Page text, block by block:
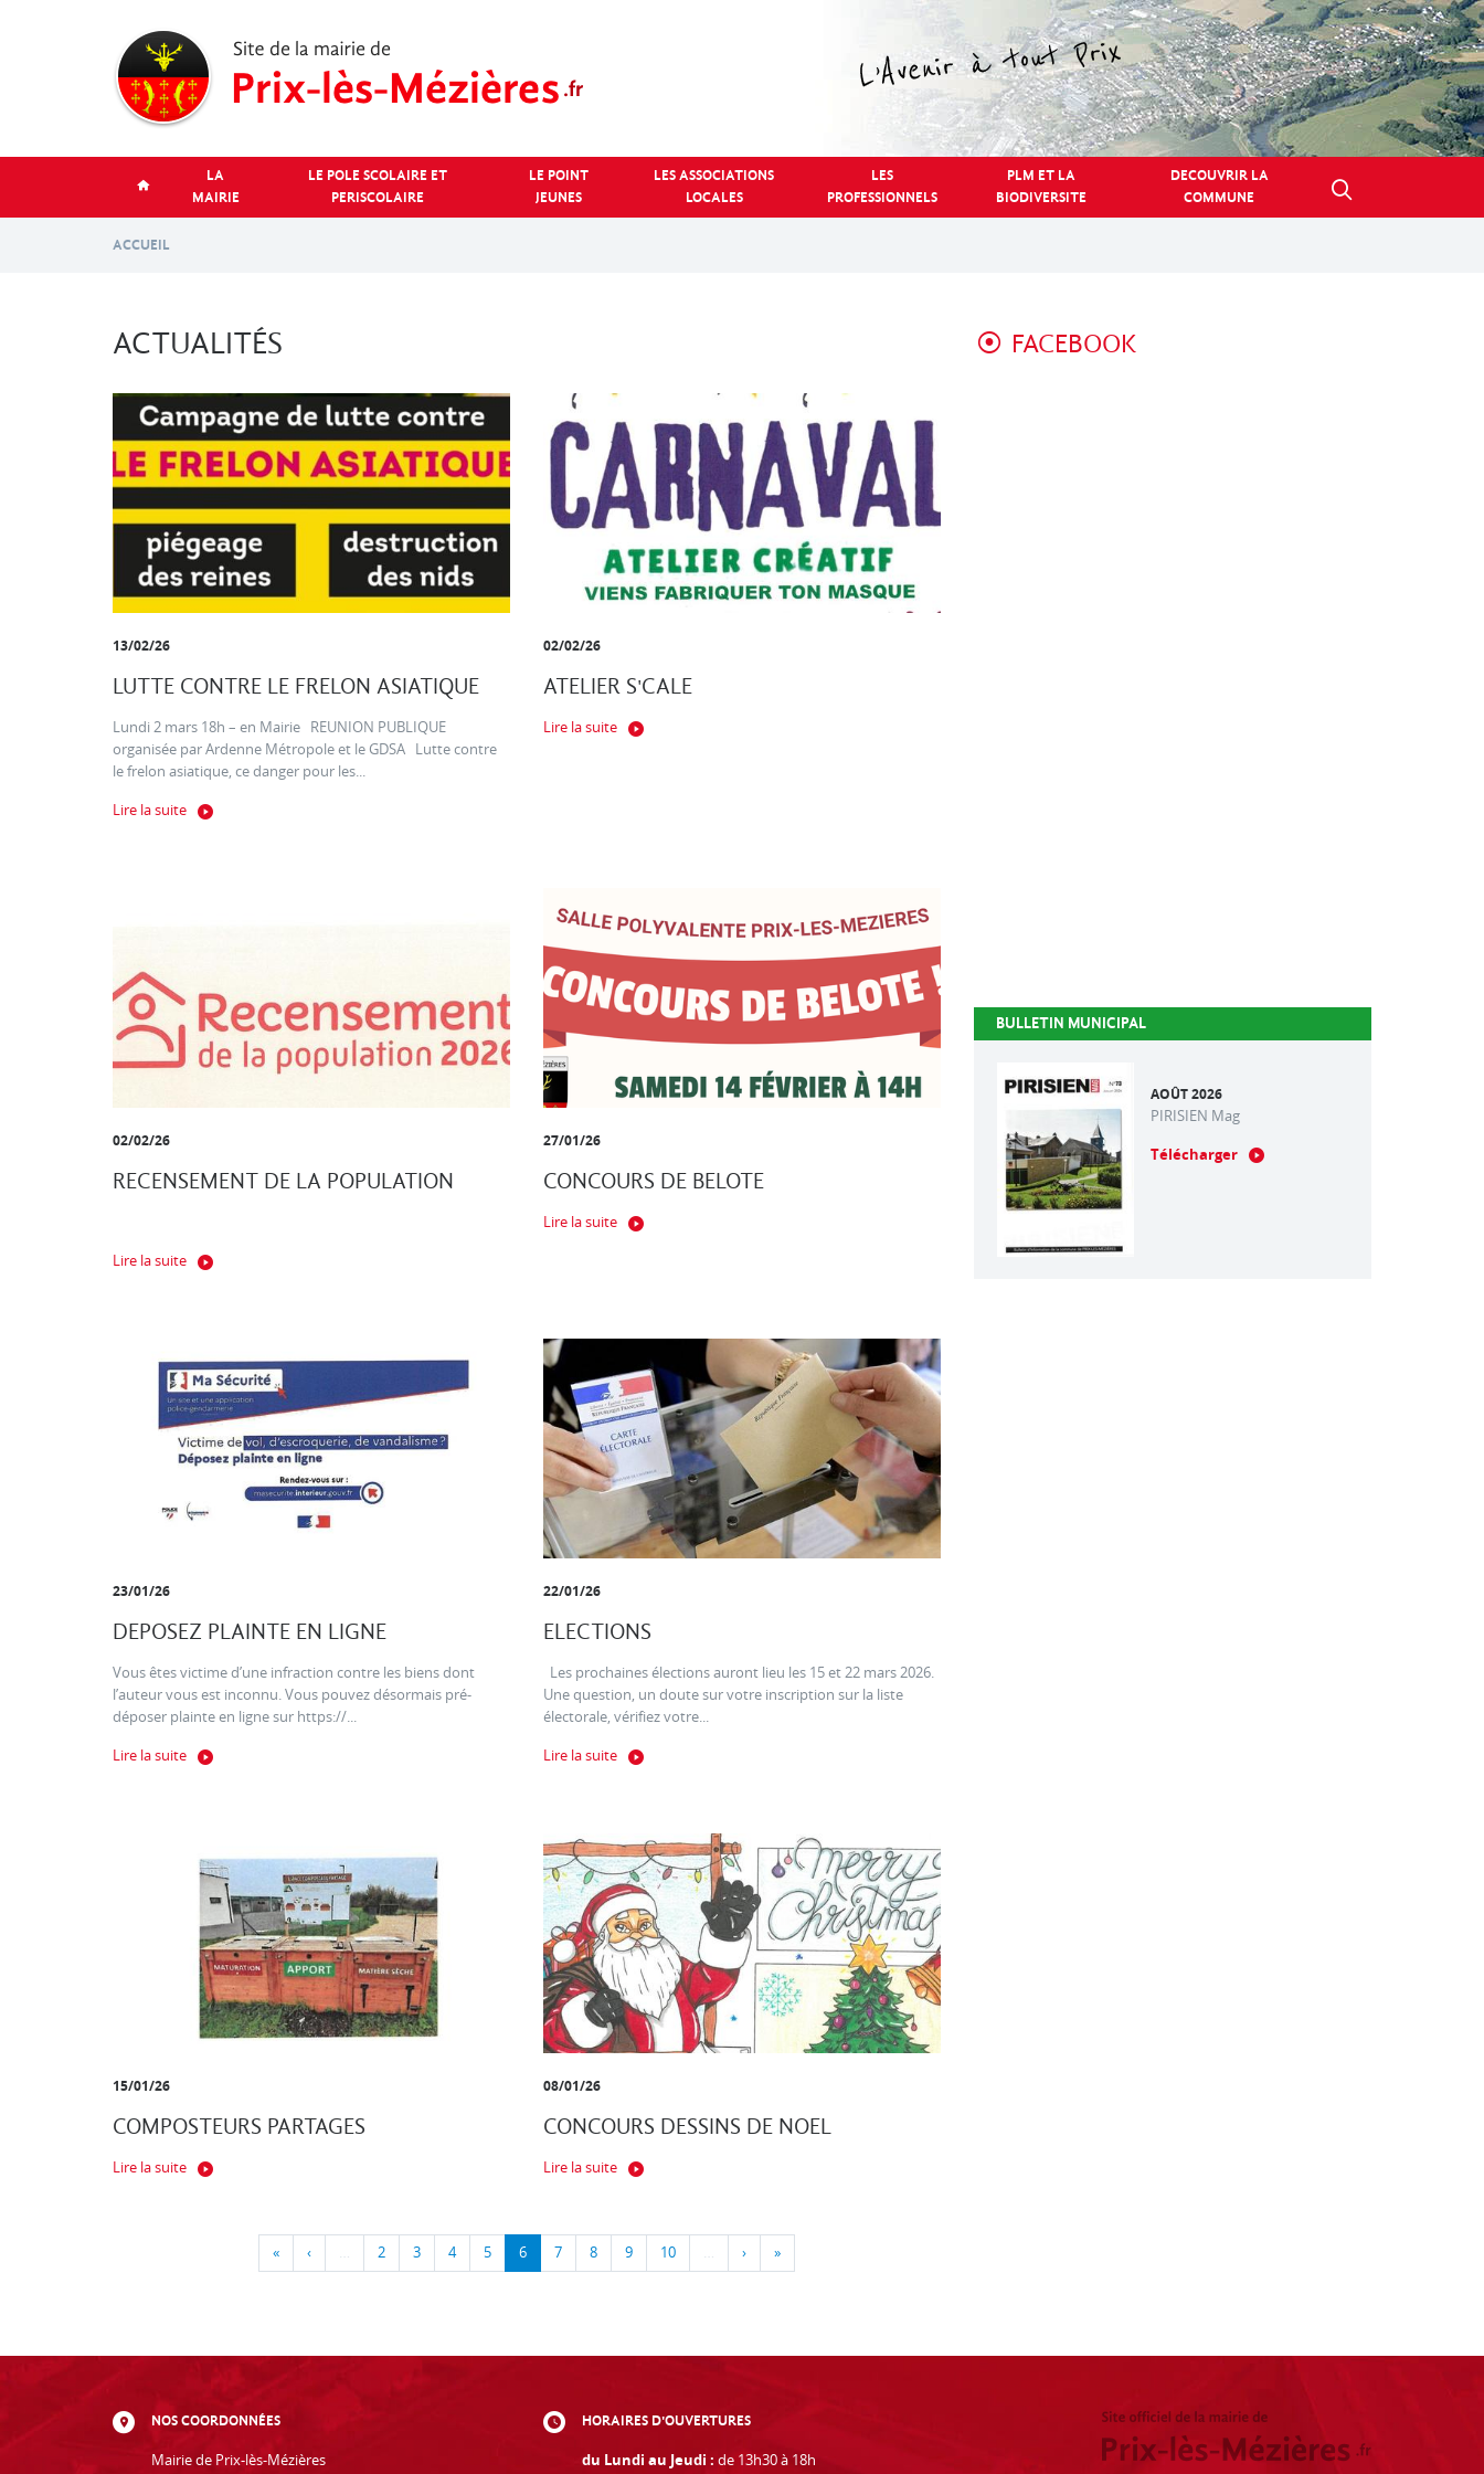
LA
MAIRIE
LE POLE SCOLAIRE ET
PERISCOLAIRE
LE POINT
JEUNES
LES ASSOCIATIONS
LOCALES
LES
PROFESSIONNELS
PLM ET LA
BIODIVERSITE
DECOUVRIR LA
COMMUNE
ACCUEIL
ACTUALITÉS
13/02/26
LUTTE CONTRE LE FRELON ASIATIQUE
Lundi 2 mars 18h – en Mairie REUNION PUBLIQUE
organisée par Ardenne Métropole et le GDSA Lutte contre
le frelon asiatique, ce danger pour les...
Lire la suite
02/02/26
ATELIER S'CALE
Lire la suite
02/02/26
RECENSEMENT DE LA POPULATION
Lire la suite
27/01/26
CONCOURS DE BELOTE
Lire la suite
23/01/26
DEPOSEZ PLAINTE EN LIGNE
Vous êtes victime d’une infraction contre les biens dont
l’auteur vous est inconnu. Vous pouvez désormais pré-
déposer plainte en ligne sur https://...
Lire la suite
22/01/26
ELECTIONS
Les prochaines élections auront lieu les 15 et 22 mars 2026.
Une question, un doute sur votre inscription sur la liste
électorale, vérifiez votre...
Lire la suite
15/01/26
COMPOSTEURS PARTAGES
Lire la suite
08/01/26
CONCOURS DESSINS DE NOEL
Lire la suite
« ‹ … 2 3 4 5 6 7 8 9 10 … › »
FACEBOOK
BULLETIN MUNICIPAL
AOÛT 2026
PIRISIEN Mag
Télécharger
NOS COORDONNÉES
Mairie de Prix-lès-Mézières
HORAIRES D'OUVERTURES
du Lundi au Jeudi : de 13h30 à 18h